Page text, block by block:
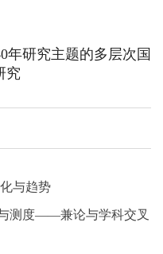
年研究主题的多层次国
究
与趋势
测度——兼论与学科交叉